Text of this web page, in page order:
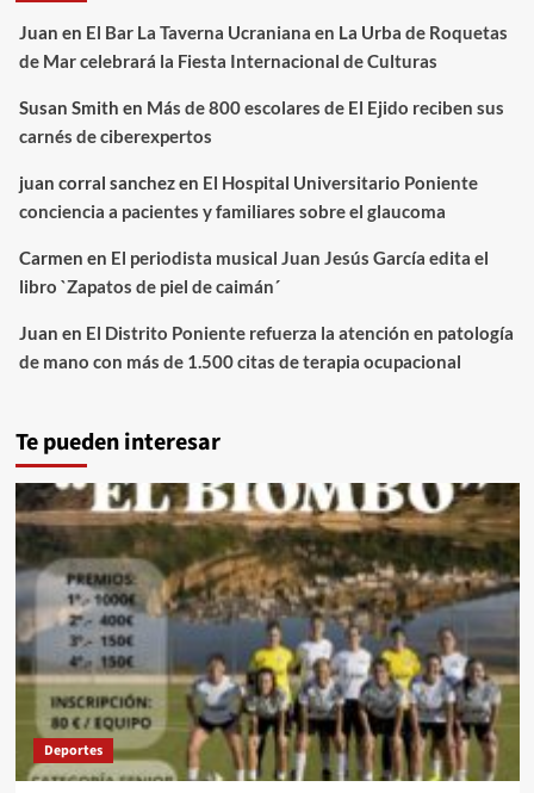
Juan en El Bar La Taverna Ucraniana en La Urba de Roquetas
de Mar celebrará la Fiesta Internacional de Culturas
Susan Smith en Más de 800 escolares de El Ejido reciben sus
carnés de ciberexpertos
juan corral sanchezen El Hospital Universitario Poniente
conciencia a pacientes y familiares sobre el glaucoma
Carmen en El periodista musical Juan Jesús García edita el
libro `Zapatos de piel de caimán´
Juan en El Distrito Poniente refuerza la atención en patología
de mano con más de 1.500 citas de terapia ocupacional
Te pueden interesar
Deportes